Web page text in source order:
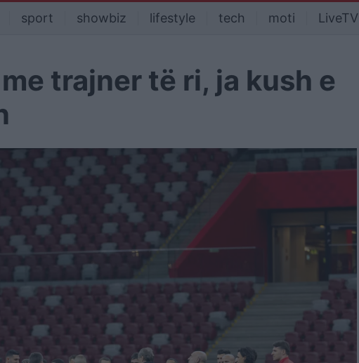
sport showbiz lifestyle tech moti LiveTV
trajner të ri, ja kush e